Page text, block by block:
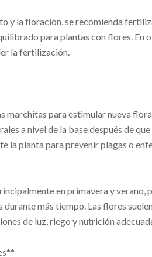
y la floración, se recomienda
para plantas con flores. En
la fertilización.
marchitas para estimular nueva
a nivel de la base después de
la planta para prevenir plagas o
en primavera y verano,
más tiempo. Las flores
de luz, riego y nutrición